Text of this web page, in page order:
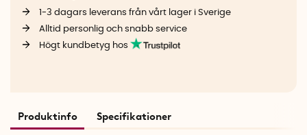
1-3 dagars leverans från vårt lager i Sverige
Alltid personlig och snabb service
Högt kundbetyg hos
Produktinfo Specifikationer